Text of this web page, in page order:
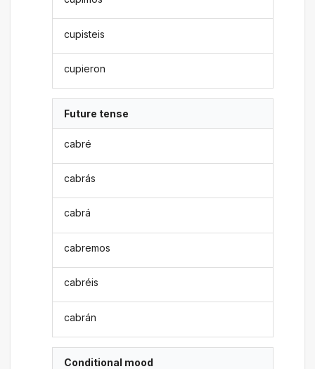
cupisteis
cupieron
Future tense
cabré
cabrás
cabrá
cabremos
cabréis
cabrán
Conditional mood